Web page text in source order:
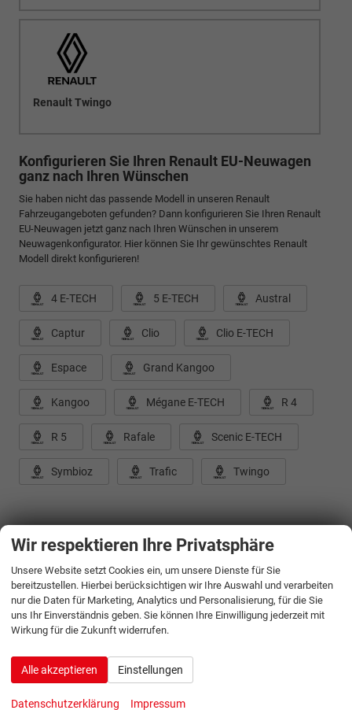
Renault Twingo
Konfigurieren Sie Ihren Renault EU-Neuwagen
ganz nach Ihren Wünschen
Sie haben nicht das passende Modell in unseren Renault
Fahrzeugangeboten gefunden? Dann konfigurieren Sie Ihren Renault
EU-Neuwagen jetzt ganz nach Ihren Wünschen in unserem
Neuwagenkonfigurator. Hier können Sie Ihr gewünschtes Renault
Modell direkt konfigurieren!
4 E-TECH 5 E-TECH Austral
Captur Clio Clio E-TECH
Espace Grand Kangoo
Kangoo Mégane E-TECH R 4
R 5 Rafale Scenic E-TECH
Symbioz Trafic Twingo
Sie wünschen eine individuelle
Beratung?
Gerne beraten wir Sie persönlich zu unseren Angeboten von
Renault. Sie erreichen uns unter:
+49-381-693730
Wir respektieren Ihre Privatsphäre
Unsere Website setzt Cookies ein, um unsere Dienste für Sie
bereitzustellen. Hierbei berücksichtigen wir Ihre Auswahl und verarbeiten
nur die Daten für Marketing, Analytics und Personalisierung, für die Sie
uns Ihr Einverständnis geben. Sie können Ihre Einwilligung jederzeit mit
Wirkung für die Zukunft widerrufen.
Alle akzeptieren Einstellungen
Datenschutzerklärung Impressum